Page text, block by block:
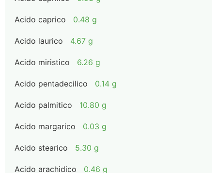
Acido caprico 0.48 g
Acido laurico 4.67 g
Acido miristico 6.26 g
Acido pentadecilico 0.14 g
Acido palmitico 10.80 g
Acido margarico 0.03 g
Acido stearico 5.30 g
Acido arachidico 0.46 g